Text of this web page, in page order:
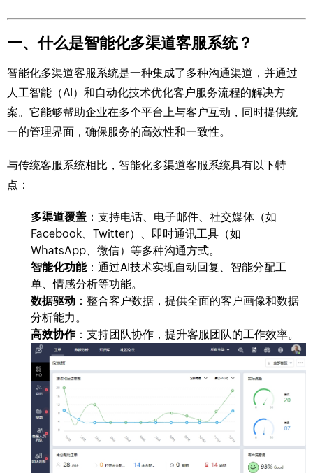
一、什么是智能化多渠道客服系统？
智能化多渠道客服系统是一种集成了多种沟通渠道，并通过
人工智能（AI）和自动化技术优化客户服务流程的解决方
案。它能够帮助企业在多个平台上与客户互动，同时提供统
一的管理界面，确保服务的高效性和一致性。
与传统客服系统相比，智能化多渠道客服系统具有以下特
点：
多渠道覆盖 ：支持电话、电子邮件、社交媒体（如
Facebook、Twitter）、即时通讯工具（如
WhatsApp、微信）等多种沟通方式。
智能化功能：通过AI技术实现自动回复、智能分配工
单、情感分析等功能。
数据驱动 ：整合客户数据，提供全面的客户画像和数据
分析能力。
高效协作：支持团队协作，提升客服团队的工作效率。